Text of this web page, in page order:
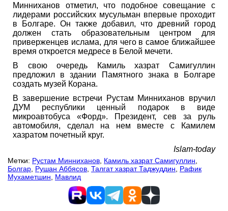
Минниханов отметил, что подобное совещание с
лидерами российских мусульман впервые проходит
в Болгаре. Он также добавил, что древний город
должен стать образовательным центром для
приверженцев ислама, для чего в самое ближайшее
время откроется медресе в Белой мечети.
В свою очередь Камиль хазрат Самигуллин
предложил в здании Памятного знака в Болгаре
создать музей Корана.
В завершение встречи Рустам Минниханов вручил
ДУМ республики ценный подарок в виде
микроавтобуса «Форд». Президент, сев за руль
автомобиля, сделал на нем вместе с Камилем
хазратом почетный круг.
Islam-today
Метки: Рустам Минниханов Камиль хазрат Самигуллин
Болгар Рушан Аббясов Талгат хазрат Таджуддин
Рафик
Мухаметшин
Мавлид